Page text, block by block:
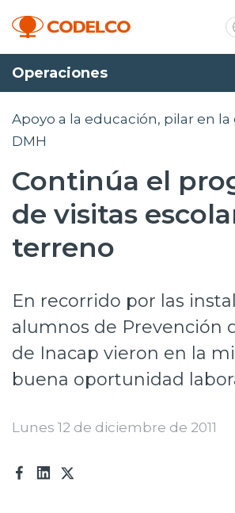
Transparencia activa
Nosotros
Operaciones
Proyectos
Innovación
Inversionistas
Prensa
Canales de denuncia
Operaciones
Apoyo a la educación, pilar en
DMH
Continúa el
de visitas
terreno
En recorrido por las
alumnos de Prevención
de Inacap vieron en la
buena oportunidad
Lunes 12 de diciembre de 2011